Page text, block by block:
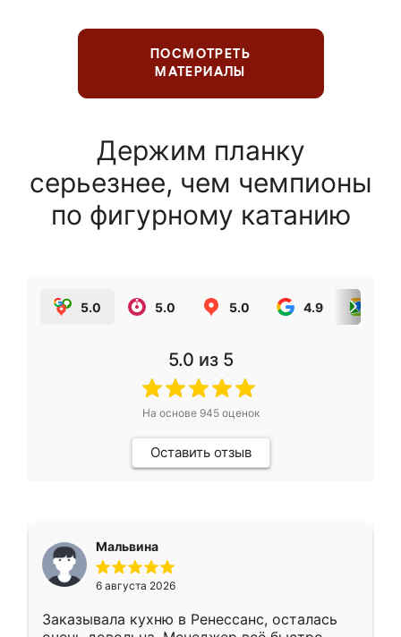
ПОСМОТРЕТЬ
МАТЕРИАЛЫ
Держим планку
серьезнее, чем чемпионы
по фигурному катанию
5.0 5.0 5.0 4.9
5.0 из 5
На основе 945оценок
Оставить отзыв
Мальвина
6 августа 2026
Заказывала кухню в Ренессанс, осталась